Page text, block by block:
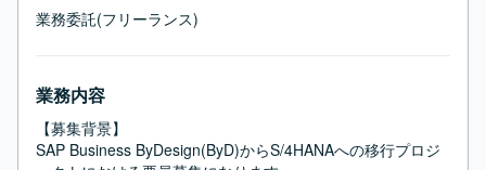
業務委託(フリーランス)
業務内容
【募集背景】
SAP Business ByDesign(ByD)からS/4HANAへの移行プロジ